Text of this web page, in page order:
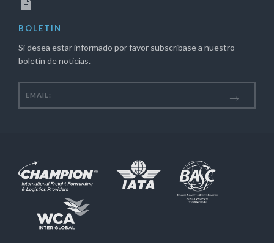
BOLETIN
Si desea estar informado por favor subscribase a nuestro
boletín de noticias.